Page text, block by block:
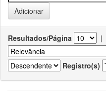
Resultados/Página |
Registro(s)